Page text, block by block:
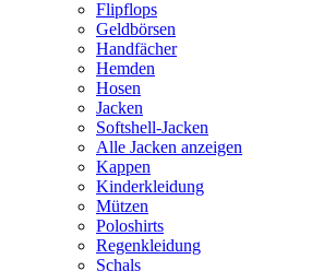
Flipflops
Geldbörsen
Handfächer
Hemden
Hosen
Jacken
Softshell-Jacken
Alle Jacken anzeigen
Kappen
Kinderkleidung
Mützen
Poloshirts
Regenkleidung
Schals